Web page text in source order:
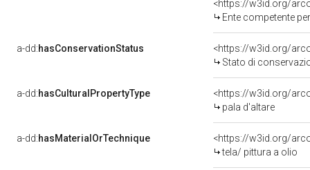
<https://w3id.org/
Ente competente per tutela del bene 1500408986-1:
a-dd:hasConservationStatus
<https://w3id.org/
Stato di
a-dd:hasCulturalPropertyType
<https://w3id.org/
pala d'altare
a-dd:hasMaterialOrTechnique
<https://w3id.org/
tela/ pittura a olio